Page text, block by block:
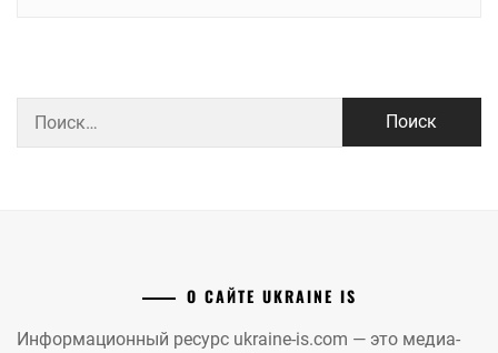
О САЙТЕ UKRAINE IS
Информационный ресурс ukraine-is.com — это медиа-